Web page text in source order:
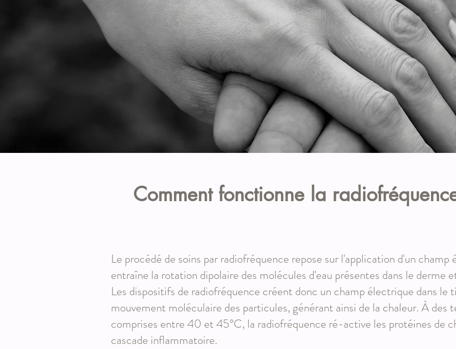
Comment fonctionne la
Le procédé de soins par radiofréquence repose sur l'application d'un
entraîne la rotation dipolaire des molécules d'eau présentes dans le derme
Les dispositifs de radiofréquence créent donc un champ électrique dans le
mouvement moléculaire des particules, générant ainsi de la chaleur. À des
comprises entre 40 et 45°C, la radiofréquence ré-active les protéines de
cascade inflammatoire.